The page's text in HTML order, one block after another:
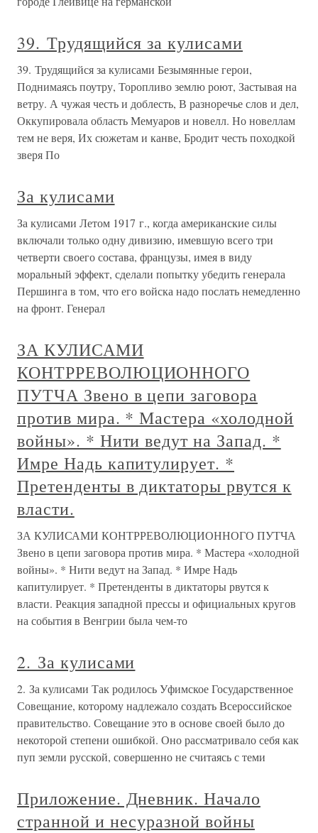
39. Трудящийся за кулисами
39. Трудящийся за кулисами Безымянные герои,
Поднимаясь поутру, Торопливо землю роют, Застывая на
ветру. А чужая честь и доблесть, В разноречье слов и дел,
Оккупировала область Мемуаров и новелл. Но новеллам
тем не веря, Их сюжетам и канве, Бродит честь походкой
зверя По
За кулисами
За кулисами Летом 1917 г., когда американские силы
включали только одну дивизию, имевшую всего три
четверти своего состава, французы, имея в виду
моральный эффект, сделали попытку убедить генерала
Першинга в том, что его войска надо послать немедленно
на фронт. Генерал
ЗА КУЛИСАМИ
КОНТРРЕВОЛЮЦИОННОГО
ПУТЧА Звено в цепи заговора
против мира. * Мастера «холодной
войны». * Нити ведут на Запад. *
Имре Надь капитулирует. *
Претенденты в диктаторы рвутся к
власти.
ЗА КУЛИСАМИ КОНТРРЕВОЛЮЦИОННОГО ПУТЧА
Звено в цепи заговора против мира. * Мастера «холодной
войны». * Нити ведут на Запад. * Имре Надь
капитулирует. * Претенденты в диктаторы рвутся к
власти. Реакция западной прессы и официальных кругов
на события в Венгрии была чем-то
2. За кулисами
2. За кулисами Так родилось Уфимское Государственное
Совещание, которому надлежало создать Всероссийское
правительство. Совещание это в основе своей было до
некоторой степени ошибкой. Оно рассматривало себя как
пуп земли русской, совершенно не считаясь с теми
Приложение. Дневник. Начало
странной и несуразной войны